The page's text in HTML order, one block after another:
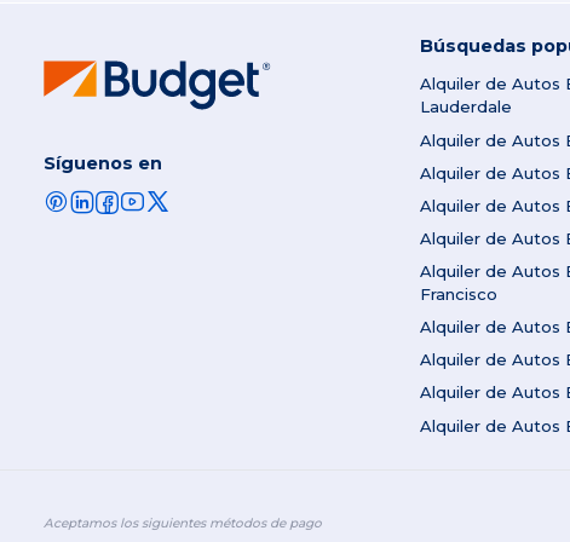
Síguenos en
Búsquedas
Alquiler de Autos
Lauderdale
Alquiler de Autos
Alquiler de Autos
Alquiler de Autos
Alquiler de Autos
Alquiler de Autos
Francisco
Alquiler de Autos
Alquiler de Autos
Alquiler de Autos
Alquiler de Autos
Aceptamos los siguientes métodos de pago